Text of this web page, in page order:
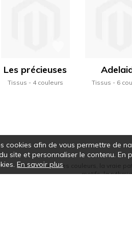
Les précieuses
Tissus 4 couleurs Tissus 6
Par le choix des couleurs, la vraie
motifs, la
cookies afin de vous permettre de
site et personnaliser le contenu.
En savoir plus